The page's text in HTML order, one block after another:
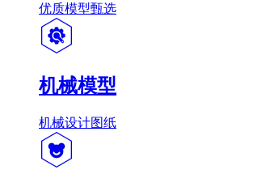
优质模型甄选
机械模型
机械设计图纸